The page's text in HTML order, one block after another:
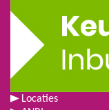
Locaties